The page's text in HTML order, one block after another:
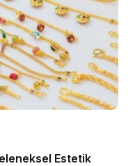
Estetik